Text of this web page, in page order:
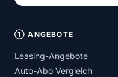
① ANGEBOTE
Leasing-Angebote
Auto-Abo Vergleich